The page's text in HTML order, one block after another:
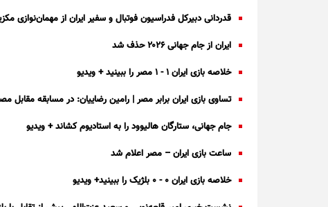
قدردانی دبیرکل فدراسیون فوتبال و سفیر ایران از مهمان‌نوازی
ایران از جام جهانی ۲۰۲۶ حذف شد
خلاصه بازی ایران ۱ - ۱ مصر را ببینید + ویدیو
تساوی بازی ایران برابر مصر | رامین رضاییان: در مسابقه مقابل
جام جهانی، ستارگان هالیوود را به استادیوم کشاند + ویدیو
ساعت بازی ایران – مصر اعلام شد
خلاصه بازی ایران ۰ - ۰ بلژیک را ببینید+ ویدیو